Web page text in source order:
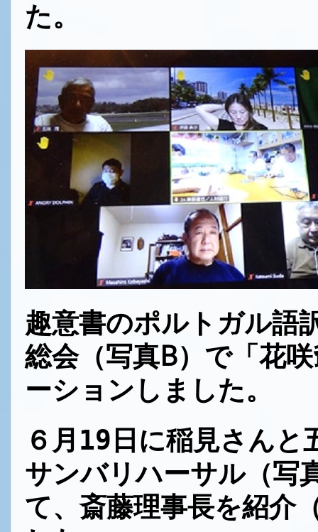
た。
趣意書のポルトガル語
総会（写真B） で「花
ーション しました。
６月19日に稲見さんと
サンバリハーサル（写
て、斎藤理事長を紹介